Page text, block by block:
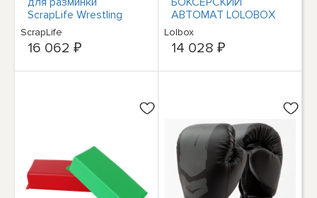
ScrapLife Wrestling
Mens Essential
Performance |
Зауженный крой
ScrapLife
16 062 ₽
АВТОМАТ LOLOBOX
2025 ДЛЯ ВЗРОСЛЫХ
И ДЕТЕЙ SMART
BLUETOOTH -
Lolbox
14 028 ₽